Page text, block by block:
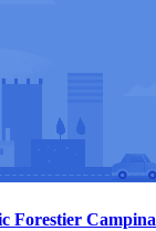
Forestier Campina